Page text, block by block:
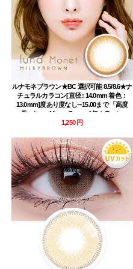
ルナモネブラウン★BC 選択可能 8.5/8.6★ナ
チュラルカラコン[直径 : 14.0mm 着色：
13.0mm]度あり度なし~-15.00まで 「高度
数」Luna Monet Brown 1年カラコン
1,250 円